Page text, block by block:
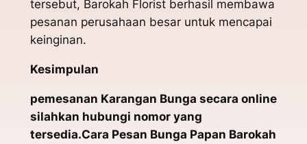
tersebut, Barokah Florist berhasil membawa
pesanan perusahaan besar untuk mencapai
keinginan.
Kesimpulan
pemesanan Karangan Bunga secara online
silahkan hubungi nomor yang
tersedia.Cara Pesan Bunga Papan Barokah